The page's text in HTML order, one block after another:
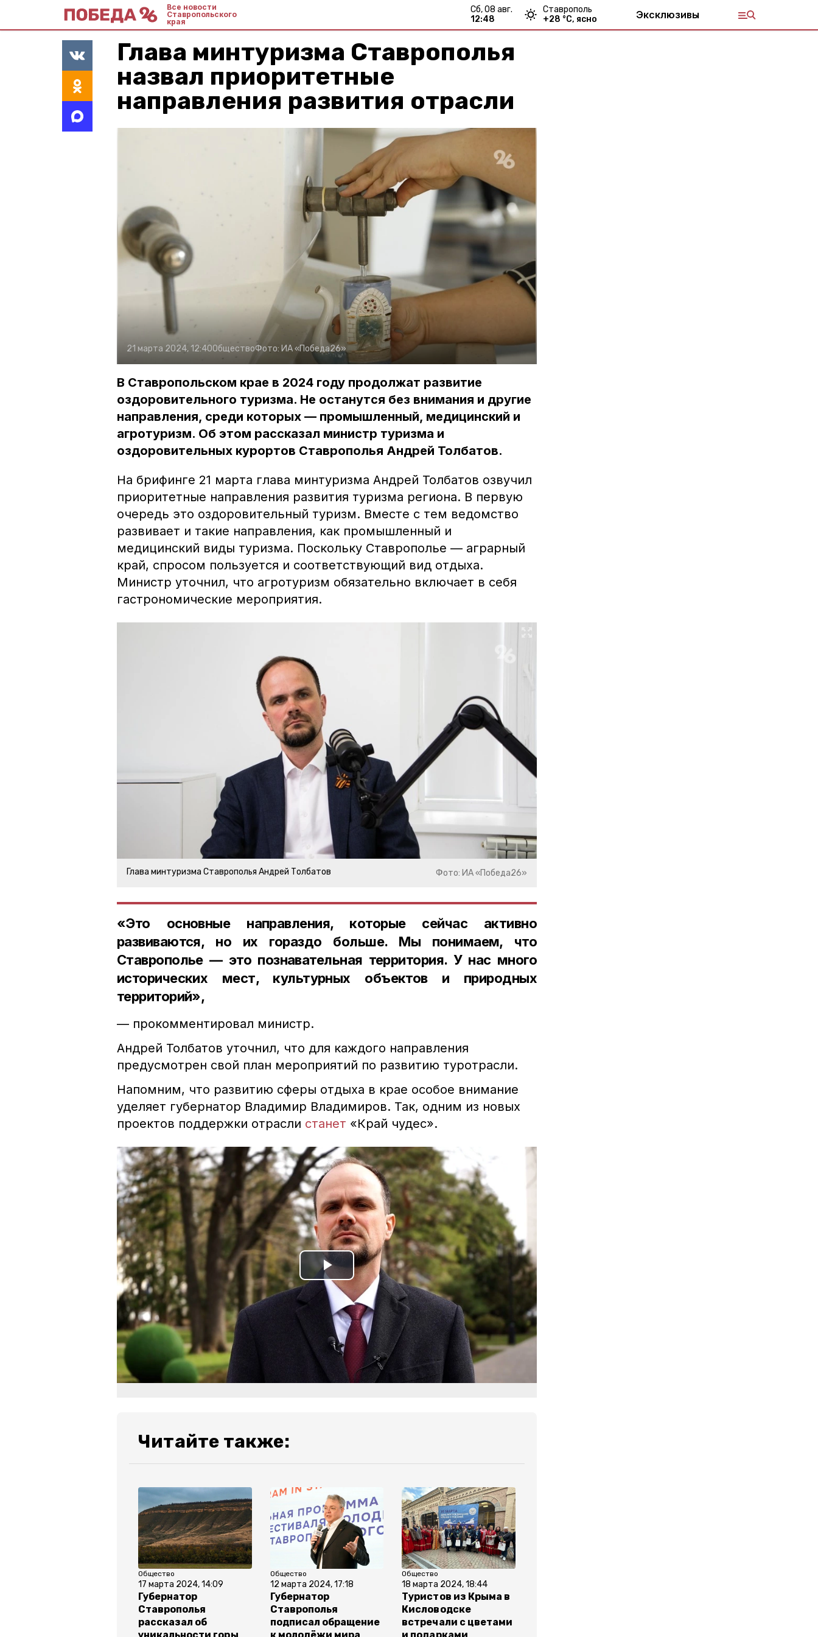
Все новости
Ставропольского
края
сб, 08 авг.
12:48
Ставрополь
+28 °С, ясно Эксклюзивы
Глава минтуризма Ставрополья
назвал приоритетные
направления развития отрасли
21 марта 2024, 12:40ОбществоФото: ИА «Победа26»
В Ставропольском крае в 2024 году продолжат развитие
оздоровительного туризма. Не останутся без внимания и другие
направления, среди которых — промышленный, медицинский и
агротуризм. Об этом рассказал министр туризма и
оздоровительных курортов Ставрополья Андрей Толбатов.
На брифинге 21 марта глава минтуризма Андрей Толбатов озвучил
приоритетные направления развития туризма региона. В первую
очередь это оздоровительный туризм. Вместе с тем ведомство
развивает и такие направления, как промышленный и
медицинский виды туризма. Поскольку Ставрополье — аграрный
край, спросом пользуется и соответствующий вид отдыха.
Министр уточнил, что агротуризм обязательно включает в себя
гастрономические мероприятия.
Глава минтуризма Ставрополья Андрей Толбатов Фото: ИА «Победа26»
«Это основные направления, которые сейчас активно
развиваются, но их гораздо больше. Мы понимаем, что
Ставрополье — это познавательная территория. У нас много
исторических мест, культурных объектов и природных
территорий»,
— прокомментировал министр.
Андрей Толбатов уточнил, что для каждого направления
предусмотрен свой план мероприятий по развитию туротрасли.
Напомним, что развитию сферы отдыха в крае особое внимание
уделяет губернатор Владимир Владимиров. Так, одним из новых
проектов поддержки отрасли станет «Край чудес».
Play
Video
Читайте также:
Общество
17 марта 2024, 14:09
Губернатор
Ставрополья
рассказал об
Общество
12 марта 2024, 17:18
Губернатор
Ставрополья
подписал обращение
Общество
18 марта 2024, 18:44
Туристов из Крыма в
Кисловодске
встречали с цветами